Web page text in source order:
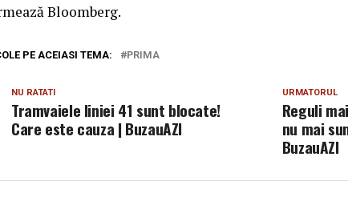
Bloomberg.
PE ACEIASI TEMA: PRIMA
URMATORUL
Reguli
nu mai
BuzauAZI
NU RATATI
Tramvaiele liniei 41 sunt blocate!
Care este cauza | BuzauAZI